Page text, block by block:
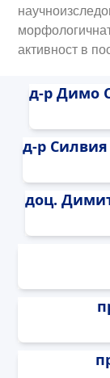
активност в
д-р Димо
д-р
доц.